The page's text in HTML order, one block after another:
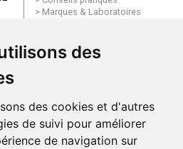
des
des cookies et d'autres
de suivi pour améliorer
de navigation sur
Marques & Laboratoires
Mentions légales
Données personnelles
ligne
Livraison / Point retrait